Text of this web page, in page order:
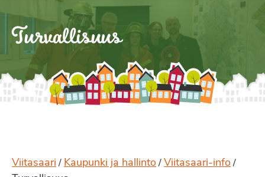
Turvallisuus
Viitasaari / Kaupunki ja hallinto / Viitasaari-info /